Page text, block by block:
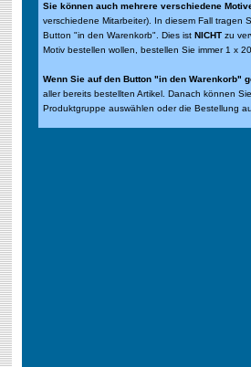
Sie können auch mehrere verschiedene
verschiedene Mitarbeiter). In diesem Fall tragen
Button "in den Warenkorb". Dies ist NICHT zu
Motiv bestellen wollen, bestellen Sie immer 1 x
Wenn Sie auf den Button "in den Warenkorb"
aller bereits bestellten Artikel. Danach können
Produktgruppe auswählen oder die Bestellung